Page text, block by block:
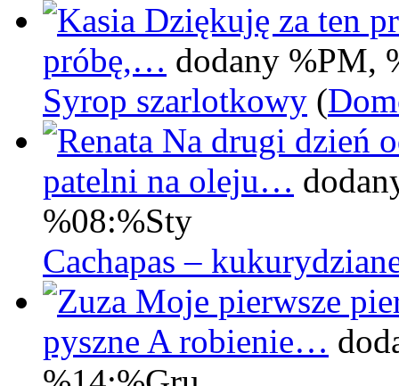
Dziękuję za ten
próbę,… dodany %PM,
Syrop szarlotkowy (
Na drugi dzień
patelni na oleju…
%08:%Sty
Cachapas –
Moje pierwsze
pyszne A robienie…